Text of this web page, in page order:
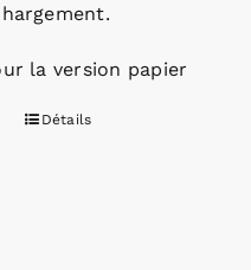
la version papier
Détails